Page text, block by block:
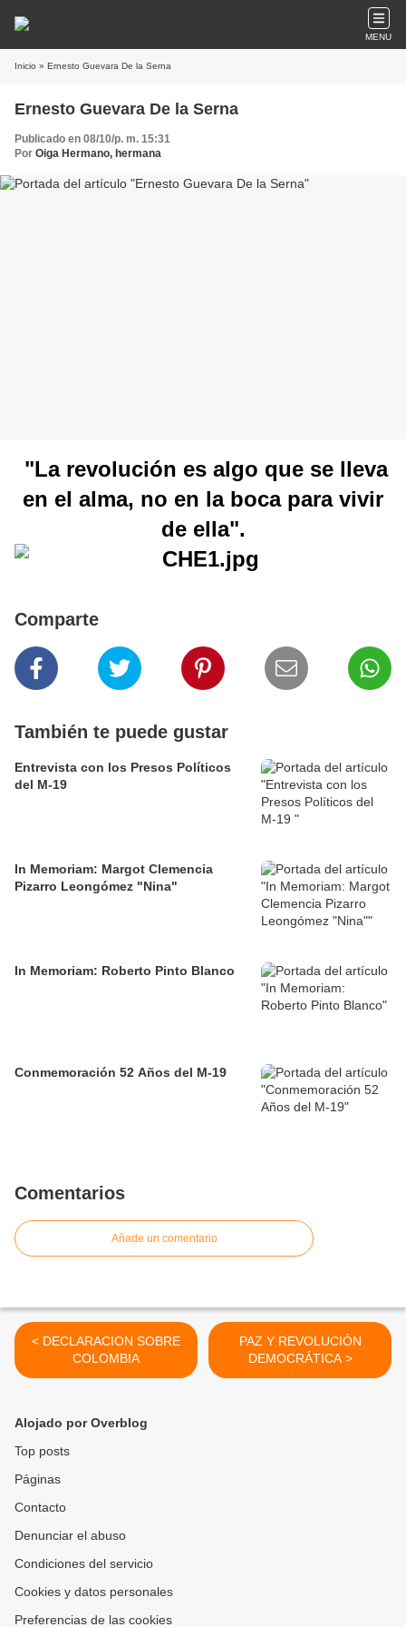
MENU
Inicio » Ernesto Guevara De la Serna
Ernesto Guevara De la Serna
Publicado en 08/10/p. m. 15:31
Por Oiga Hermano, hermana
"La revolución es algo que se lleva
en el alma, no en la boca para vivir
de ella".
Comparte
También te puede gustar
Entrevista con los Presos Políticos
del M-19
In Memoriam: Margot Clemencia
Pizarro Leongómez "Nina"
In Memoriam: Roberto Pinto Blanco
Conmemoración 52 Años del M-19
Comentarios
Añade un comentario
< DECLARACION SOBRE
COLOMBIA
PAZ Y REVOLUCIÓN
DEMOCRÁTICA >
Alojado por Overblog
Top posts
Páginas
Contacto
Denunciar el abuso
Condiciones del servicio
Cookies y datos personales
Preferencias de las cookies